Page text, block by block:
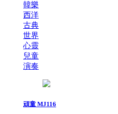
韓樂
西洋
古典
世界
心靈
兒童
演奏
頑童 MJ116